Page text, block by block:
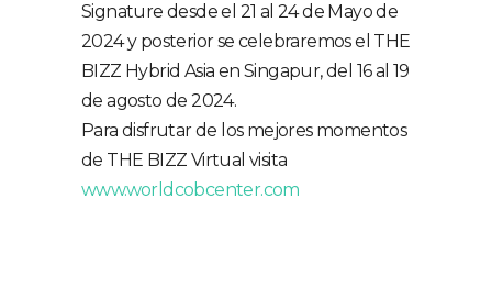
Signature desde el 21 al 24 de Mayo de
2024 y posterior se celebraremos el THE
BIZZ Hybrid Asia en Singapur, del 16 al 19
de agosto de 2024.
Para disfrutar de los mejores momentos
de THE BIZZ Virtual visita
www.worldcobcenter.com